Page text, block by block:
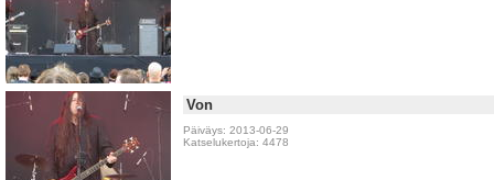
Von
Päiväys: 2013-06-29
Katselukertoja: 4478